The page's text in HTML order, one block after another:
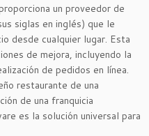
un proveedor de
siglas en inglés) que le
desde cualquier lugar. Esta
de mejora, incluyendo la
de pedidos en línea.
restaurante de una
de una franquicia
es la solución universal para